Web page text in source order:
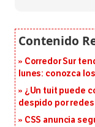
Corredor Sur
lunes: conozca
¿Un tuit puede
despido por
CSS anuncia